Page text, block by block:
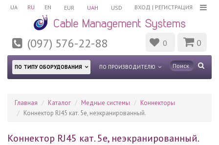
UA RU EN ВХОД | РЕГИСТРАЦИЯ
EUR UAH USD
(097) 576-22-88 0 0
ПО ТИПУ ОБОРУДОВАНИЯ ПО ПРОИЗВОДИТЕЛЮ
Главная Каталог Медные системы
Коннекторы
Коннектор RJ45 кат. 5е, неэкранированный.
Коннектор RJ45 кат. 5е, неэкранированный.